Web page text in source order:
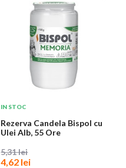
IN STOC
Rezerva Candela Bispol cu
Ulei Alb, 55 Ore
5,31 lei
4,62 lei